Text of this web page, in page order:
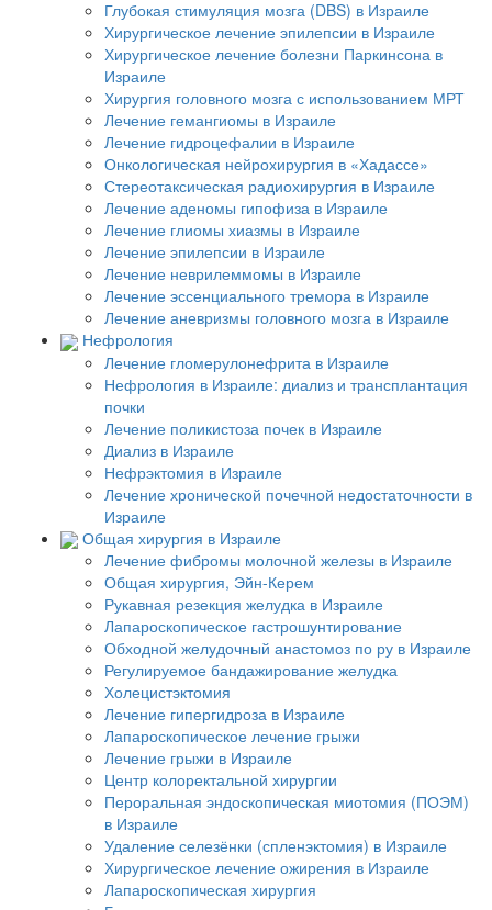
Глубокая стимуляция мозга (DBS) в Израиле
Хирургическое лечение эпилепсии в Израиле
Хирургическое лечение болезни Паркинсона в
Израиле
Хирургия головного мозга с использованием МРТ
Лечение гемангиомы в Израиле
Лечение гидроцефалии в Израиле
Онкологическая нейрохирургия в «Хадассе»
Стереотаксическая радиохирургия в Израиле
Лечение аденомы гипофиза в Израиле
Лечение глиомы хиазмы в Израиле
Лечение эпилепсии в Израиле
Лечение неврилеммомы в Израиле
Лечение эссенциального тремора в Израиле
Лечение аневризмы головного мозга в Израиле
Нефрология
Лечение гломерулонефрита в Израиле
Нефрология в Израиле: диализ и трансплантация
почки
Лечение поликистоза почек в Израиле
Диализ в Израиле
Нефрэктомия в Израиле
Лечение хронической почечной недостаточности в
Израиле
Общая хирургия в Израиле
Лечение фибромы молочной железы в Израиле
Общая хирургия, Эйн-Керем
Рукавная резекция желудка в Израиле
Лапароскопическое гастрошунтирование
Обходной желудочный анастомоз по ру в Израиле
Регулируемое бандажирование желудка
Холецистэктомия
Лечение гипергидроза в Израиле
Лапароскопическое лечение грыжи
Лечение грыжи в Израиле
Центр колоректальной хирургии
Пероральная эндоскопическая миотомия (ПОЭМ)
в Израиле
Удаление селезёнки (спленэктомия) в Израиле
Хирургическое лечение ожирения в Израиле
Лапароскопическая хирургия